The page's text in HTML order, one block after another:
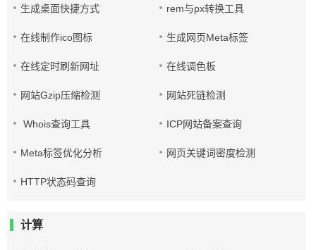
生成桌面快捷方式 rem与px转换工具
在线制作ico图标 生成网页Meta标签
在线定时刷新网址 在线调色板
网站Gzip压缩检测 网站死链检测
Whois查询工具 ICP网站备案查询
Meta标签优化分析 网页关键词密度检测
HTTP状态码查询
计算